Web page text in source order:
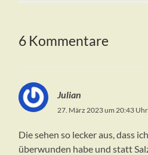
6 Kommentare
Julian
27. März 2023 um 20:43 Uhr
Die sehen so lecker aus, dass
überwunden habe und statt